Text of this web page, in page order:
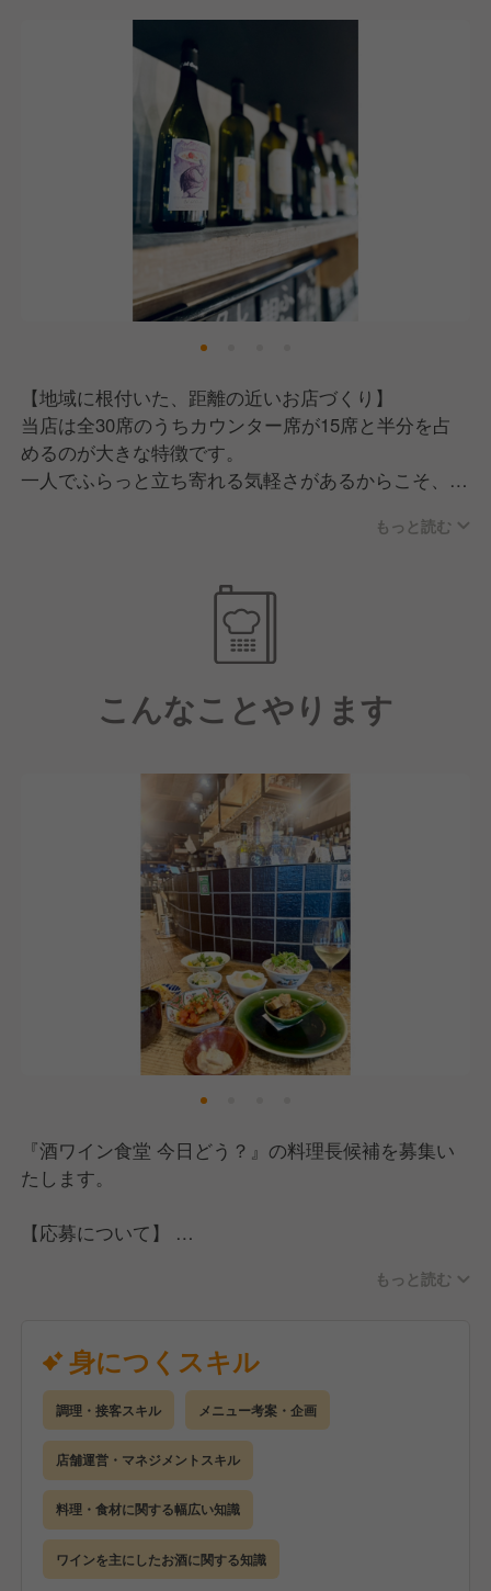
そして、私たちはスキルや経験ではなく、あなたの
「人間性と素直さ」を見ています。
これには、日本が誇る実業家・稲盛和夫氏が唱えた
「人生の方程式＝能力×情熱×考え方」という言葉が
根底にあります。
能力や情熱はもちろん大切ですが、中でも「考え方」
がプラスに向いているかどうかが、仕事においては最
も重要だと考えています。
疲れた時やしんどい時、誰だってネガティブな気持ち
になることはあります。
ただ、それを口に出して周りに伝えてしまうと、スタ
ッフにもお客様にも伝染していってしまう。
だからこそ私たちは、口に出す言葉はポジティブに、
周りにいい影響を与えられる人と一緒に働きたいと考
えています。
■周りにいい影響を与えられる方
■自分の夢や目標を持って仕事に向き合える方
【地域に根付いた、距離の近いお店づくり】
当店は全30席のうちカウンター席が15席と半分を占
めるのが大きな特徴です。
一人でふらっと立ち寄れる気軽さがあるからこそ、常
繋がりが生まれ、地域に根付いた愛されるお店となっ
カウンター越しにお客様と顔を見て会話できる距離の
近さが、このお店ならではの魅力です。
【スキルもキャリアも上げていけます！】
当社では希望者にはワインスクールへの参加を支援し
ており、ソムリエや日本酒ディプロマなどの資格取得
また、毎月全店舗でおこなうメニュー開発では、年次
や経験に関係なく自分のアイデアを形にできる機会が
さらに今後は年間2〜4店舗ペースでの新規出店を予定
しており、新店や新業態の立ち上げに携わるチャンス
も豊富にあります。
【あなたのライフスタイル、夢や目的達成のため
料理長候補での給与は月給35万円〜40万円に設定し
ていますが、経験値と希望給で給与を決定します。
また、昇給・賞与に加えソムリエや日本酒ディプロマ
などの資格手当も支給していますので、頑張りはしっ
かりと給与に反映されます。
休みは自身のライフスタイルに合わせて柔軟に調整で
きる環境で、月8日休みの確保はもちろんですが、完
そして私たちが大切にしているのは、スタッフ一人ひ
とりがこの会社を通して何を成し遂げたいかを持って
働いてくれることです。
大きな夢でも小さな目標でも構いません。将来的に独
立を目指している方も、自分のお店を持つための経験
やスキルをしっかり積んでいただける環境です。
自分の人生の目標や夢を実現するための手段として、
当社「マイルデザイン」という場所を使ってほしい
もっと読む
こんなことやります
『酒ワイン食堂 今日どう？』の料理長候補を募集い
たします。
【応募について】
大歓迎です！
ブランクある方も大丈夫ですので、ぜひご応募くださ
い！
【仕事内容】
業務に関しては、調理をメインにカウンター越しの接
客もお任せします。
お客様との距離が近い環境だからこそ、料理を提供し
ながら自然とコミュニケーションが生まれる場面も多
もっと読む
身につくスキル
調理・接客スキル メニュー考案・企画
店舗運営・マネジメントスキル
料理・食材に関する幅広い知識
ワインを主にしたお酒に関する知識